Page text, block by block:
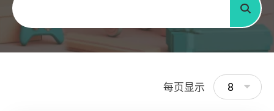
搜寻
每页显示 8